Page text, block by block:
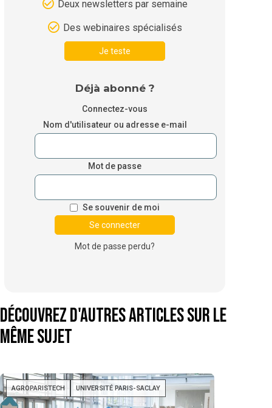
Deux newsletters par semaine
Des webinaires spécialisés
Je teste
Déjà abonné ?
Connectez-vous
Nom d'utilisateur ou adresse e-mail
Mot de passe
Se souvenir de moi
Mot de passe perdu?
Découvrez d'autres articles sur le
même sujet
AGROPARISTECH UNIVERSITÉ PARIS-SACLAY